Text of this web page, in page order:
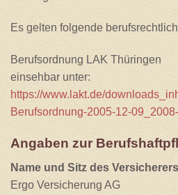
Es gelten folgende
Berufsordnung LAK Thüringen
einsehbar unter:
https://www.lakt.de/
Berufsordnung-2005-12-
Angaben zur
Name und Sitz des
Ergo Versicherung AG